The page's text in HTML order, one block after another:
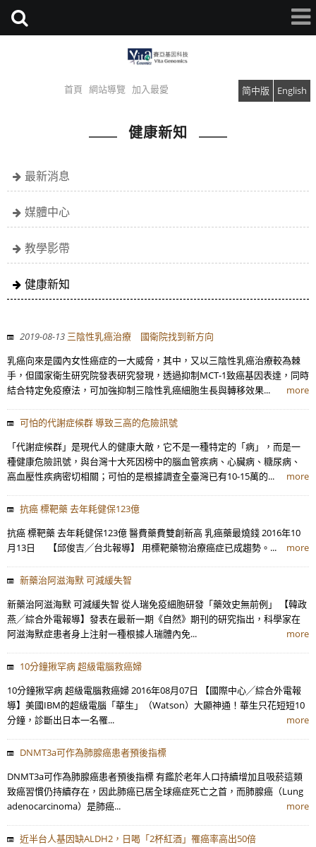
首頁 網站導覽 加入最愛 简中版 English
健康新知
最新消息
媒體中心
教學影帶
健康新知
2019-08-13 三陰性乳癌治療 國衛院找到新方向
乳癌向來是國內女性癌症的一大威脅，其中，又以三陰性乳癌治療較為棘
手，但國家衛生研究院發表研究發現，透過抑制MCT-1致癌基因表達，同時
結合特定免疫療法，可加強抑制三陰性乳癌細胞生長與轉移效果...
more
可怕的代謝症候群 導致三高的危險訊號
「代謝症候群」是現代人的健康大敵，它不是一種特定的「病」，而是一
種健康危險訊號，與台灣十大死因榜中的腦血管疾病、心臟病、糖尿病、
高血壓性疾病密切相關；可怕的是根據調查全臺灣已有10-15萬的...
more
抗癌 標靶藥 去年耗健保123億
抗癌 標靶藥 去年耗健保123億 醫費藥費雙創新高 乳癌藥最燒錢 2016年10
月13日 【邱俊吉╱台北報導】 用標靶藥物治療癌症已成趨勢。...
more
新藥治阿滋海默 可減緩失智
新藥治阿滋海默 可減緩失智 從人瑞免疫細胞研發「藥效史無前例」 【韓政
燕╱綜合外電報導】發表在最新一期《自然》期刊的研究指出，科學家在
阿滋海默症患者身上注射一種根據人瑞體內免...
more
10分鐘揪罕病 超級電腦救癌婦
10分鐘揪罕病 超級電腦救癌婦 2016年08月07日 【國際中心╱綜合外電報
導】美國IBM的超級電腦「華生」（Watson）大顯神通！華生只花短短10
分鐘，診斷出日本一名罹...
more
DNMT3a可作為肺腺癌患者預後指標
DNMT3a可作為肺腺癌患者預後指標 有鑑於老年人口持續增加且吸菸這類
致癌習慣仍持續存在，因此肺癌已居全球癌症死亡之首，而肺腺癌（Lung
adenocarcinoma）是肺癌...
more
近半台人基因缺ALDH2，日喝「2杯紅酒」罹癌率高出50倍